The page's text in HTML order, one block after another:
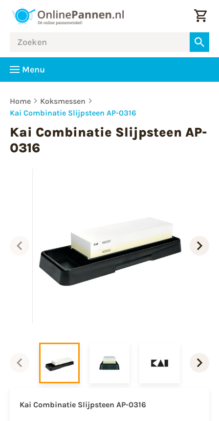
Menu
Home
Koksmessen
Kai Combinatie Slijpsteen AP-0316
Kai Combinatie Slijpsteen AP-
0316
Kai Combinatie Slijpsteen AP-0316